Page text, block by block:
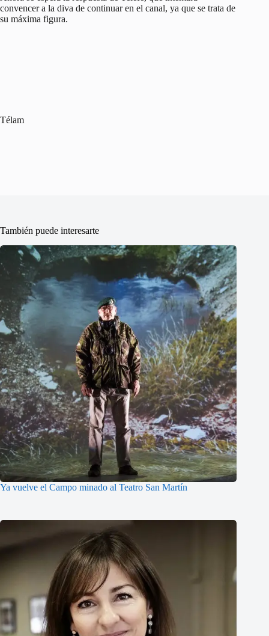
convencer a la diva de continuar en el canal, ya que se trata de
su máxima figura.
Télam
También puede interesarte
Ya vuelve el Campo minado al Teatro San Martín